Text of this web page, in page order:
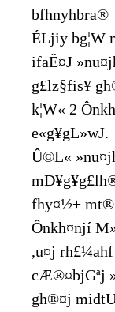
ÉLjiy bg¦W
ifaË¤J
g£lz§fis¥
k¦W« 2
Û©L«
fhy¤½± mt®
Ônkh¤njí
,u¤j
cÆ®¤bjGªj
gh®¤j